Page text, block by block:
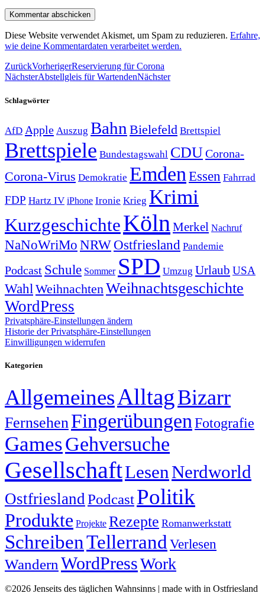
Diese Website verwendet Akismet, um Spam zu reduzieren. Erfahre,
wie deine Kommentardaten verarbeitet werden.
ZurückVorherigerReservierung für Corona
NächsterAbstellgleis für WartendenNächster
Schlagwörter
AfD Apple Auszug Bahn Bielefeld Brettspiel
Brettspiele Bundestagswahl CDUCorona-
Corona-Virus Demokratie Emden Essen Fahrrad
FDP Hartz IV iPhone Ironie Krieg Krimi
KurzgeschichteKöln Merkel Nachruf
NaNoWriMo NRWOstfriesland Pandemie
Podcast Schule Sommer SPD Umzug Urlaub USA
Wahl Weihnachten Weihnachtsgeschichte
WordPress
Privatsphäre-Einstellungen ändern
Historie der Privatsphäre-Einstellungen
Einwilligungen widerrufen
Kategorien
AllgemeinesAlltagBizarr
FernsehenFingerübungen Fotografie
GamesGehversuche
GesellschaftLesenNerdworld
OstfrieslandPodcastPolitik
Produkte Projekte Rezepte Romanwerkstatt
SchreibenTellerrand Verlesen
Wandern WordPressWork
©2026 Jenseits des täglichen Wahnsinns | made with in Ostfriesland